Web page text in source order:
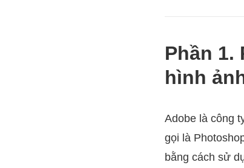
Phần 1.
hình
Adobe là công
gọi là
bằng cách sử